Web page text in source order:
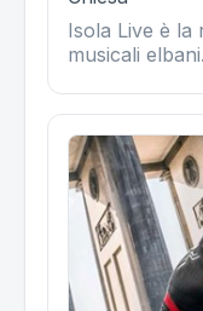
Isola Live è la
musicali